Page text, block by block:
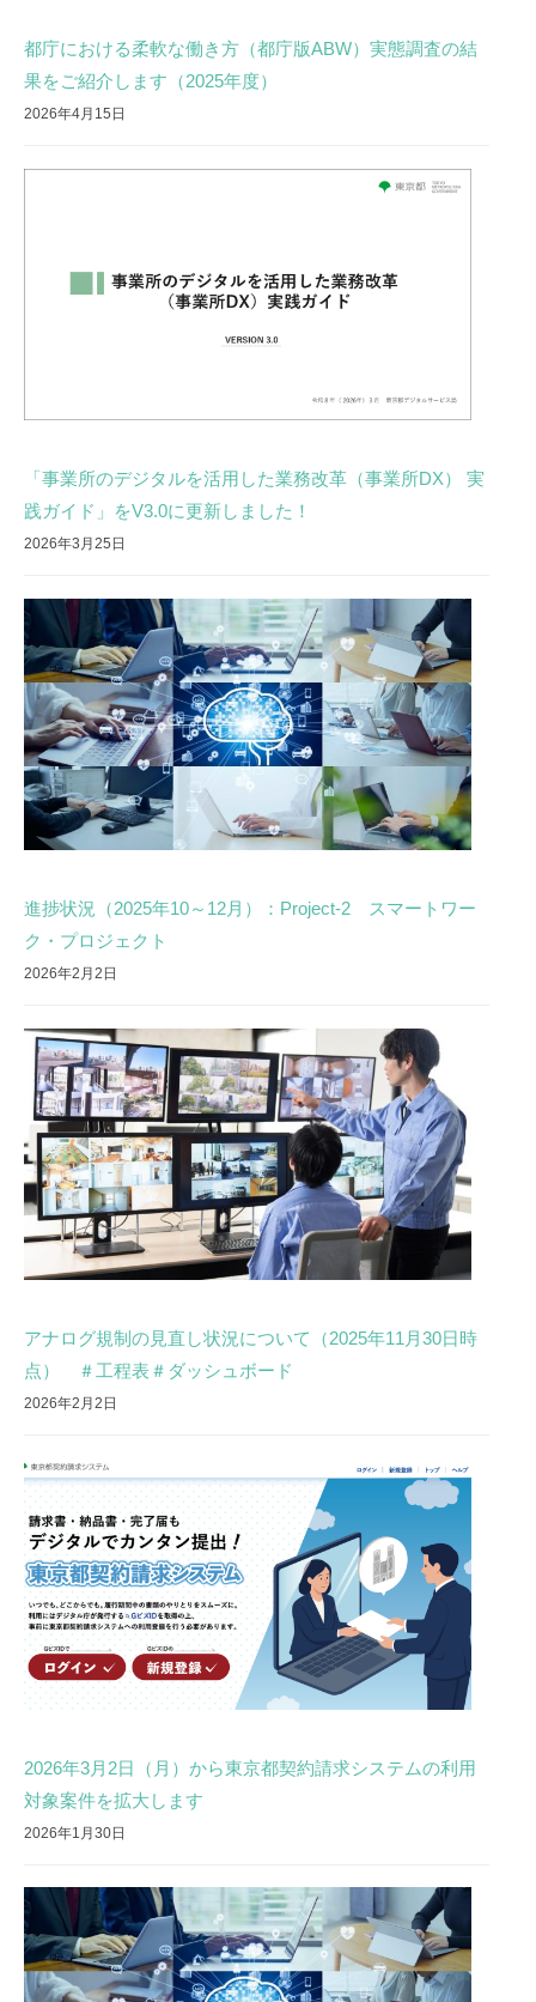
都庁における柔軟な働き方（都庁版ABW）実態調査の結
果をご紹介します（2025年度）
2026年4月15日
「事業所のデジタルを活用した業務改革（事業所DX） 実
践ガイド」をV3.0に更新しました！
2026年3月25日
進捗状況（2025年10～12月）：Project-2 スマートワー
ク・プロジェクト
2026年2月2日
アナログ規制の見直し状況について（2025年11月30日時
点） ＃工程表＃ダッシュボード
2026年2月2日
2026年3月2日（月）から東京都契約請求システムの利用
対象案件を拡大します
2026年1月30日